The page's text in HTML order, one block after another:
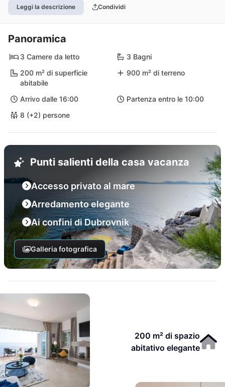
Leggi la descrizione Condividi
Panoramica
3 Camere da letto
3 Bagni
200 m² di superficie
abitabile
900 m² di terreno
Arrivo dalle 16:00
Partenza entro le 10:00
8 (+2) persone
Punti salienti della casa vacanza
Accesso privato al mare
Arredamento elegante
Ai confini di Dubrovnik
Galleria fotografica
200 m² di spazio
abitativo elegante